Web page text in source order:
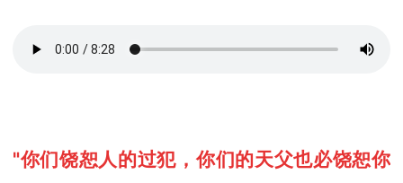
"你们饶恕人的过犯，你们的天父也必饶恕你